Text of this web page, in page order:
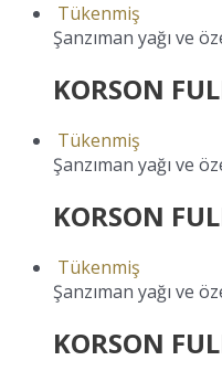
Tükenmiş
Şanzıman yağı ve
KORSON
Tükenmiş
Şanzıman yağı ve
KORSON
Tükenmiş
Şanzıman yağı ve
KORSON